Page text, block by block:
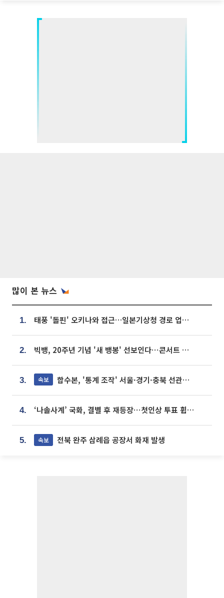
많이 본 뉴스
1. 태풍 '돌핀' 오키나와 접근…일본기상청 경로 업데이트
2. 빅뱅, 20주년 기념 '새 뱅봉' 선보인다⋯콘서트 앞두고 팝업 개최
3. 속보 합수본, '통계 조작' 서울·경기·충북 선관위 등 추가 압수수색
4. ‘나솔사계’ 국화, 결별 후 재등장⋯첫인상 투표 휩쓸고 ‘인기녀’ 등극
5. 속보 전북 완주 삼례읍 공장서 화재 발생